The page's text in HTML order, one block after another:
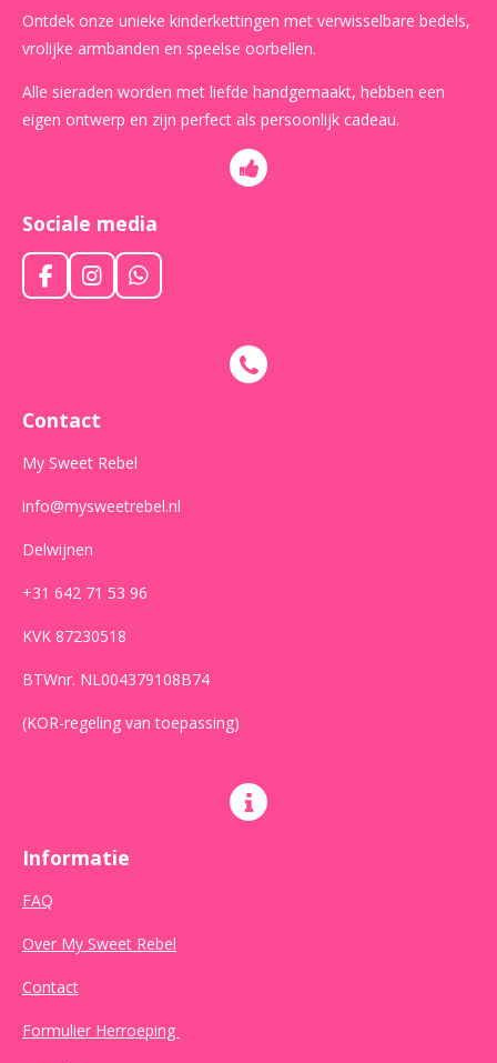
Ontdek onze unieke kinderkettingen met verwisselbare bedels,
vrolijke armbanden en speelse oorbellen.
Alle sieraden worden met liefde handgemaakt, hebben een
eigen ontwerp en zijn perfect als persoonlijk cadeau.
Sociale media
F
a
k
I
n
r
a
m
W
h
Contact
My Sweet Rebel
info@mysweetrebel.nl
Delwijnen
+31 642 71 53 96
KVK 87230518
BTWnr. NL004379108B74
(KOR-regeling van toepassing)
Informatie
FAQ
Over My Sweet Rebel
Contact
Formulier Herroeping